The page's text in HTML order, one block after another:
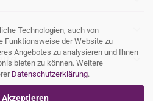
Technologien, auch von
Funktionsweise der Website zu
Angebotes zu analysieren und Ihnen
bieten zu können. Weitere
Datenschutzerklärung.
Akzeptieren
expand_more